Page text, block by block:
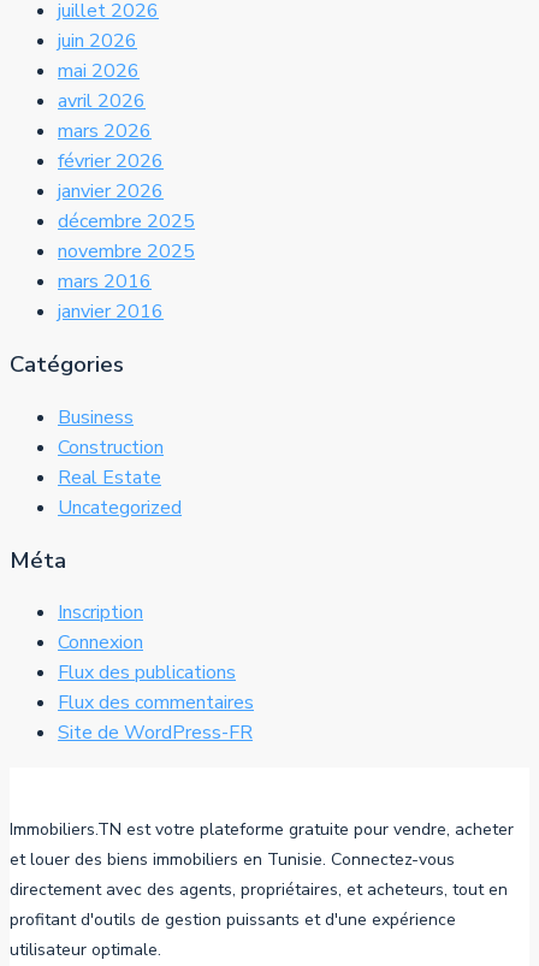
juillet 2026
juin 2026
mai 2026
avril 2026
mars 2026
février 2026
janvier 2026
décembre 2025
novembre 2025
mars 2016
janvier 2016
Catégories
Business
Construction
Real Estate
Uncategorized
Méta
Inscription
Connexion
Flux des publications
Flux des commentaires
Site de WordPress-FR
Immobiliers.TN est votre plateforme gratuite pour vendre, acheter
et louer des biens immobiliers en Tunisie. Connectez-vous
directement avec des agents, propriétaires, et acheteurs, tout en
profitant d'outils de gestion puissants et d'une expérience
utilisateur optimale.